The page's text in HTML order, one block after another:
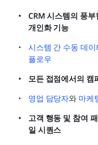
CRM 시스템의 풍
개인화 기능
시스템 간 수동 데
플로우
모든 접점에서의 캠
영업 담당자와 마케
고객 행동 및 참여
일 시퀀스